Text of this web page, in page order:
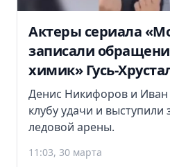
Актеры сериала
записали
химик» Гусь-
Денис Никифоров и
клубу удачи и выступили
ледовой арены.
11:03, 30 марта